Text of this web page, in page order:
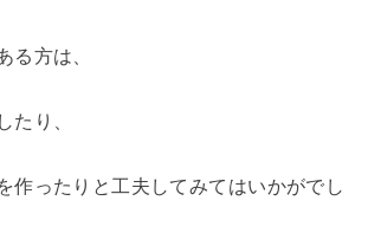
る方は、
たり、
作ったりと工夫してみてはいかがでし